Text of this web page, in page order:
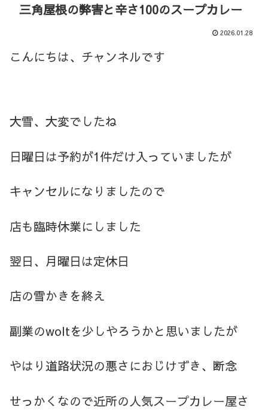
三角屋根の弊害と辛さ100のスープカレー
2026.01.28
こんにちは、チャンネルです
大雪、大変でしたね
日曜日は予約が1件だけ入っていましたが
キャンセルになりましたので
店も臨時休業にしました
翌日、月曜日は定休日
店の雪かきを終え
副業のwoltを少しやろうかと思いましたが
やはり道路状況の悪さにおじけずき、断念
せっかくなので近所の人気スープカレー屋さ